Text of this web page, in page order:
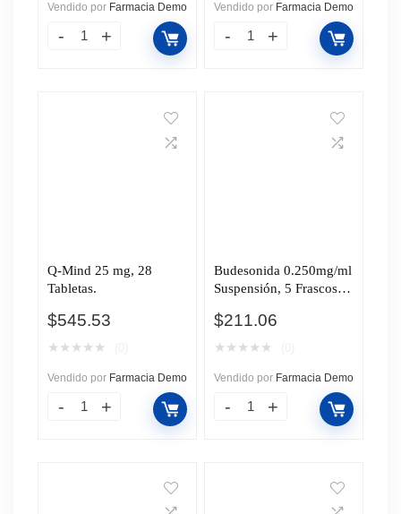
Vendido por Farmacia Demo Vendido por Farmacia Demo
Q-Mind 25 mg, 28
Tabletas.
$545.53
★ ★ ★ ★ ★
Vendido por Farmacia Demo
Budesonida 0.250mg/ml
Suspensión, 5 Frascos
Pharmalife.
$211.06
★ ★ ★ ★ ★
Vendido por Farmacia Demo